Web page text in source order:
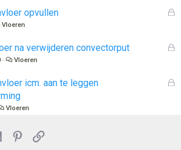
n
G
n
opvullen
Vloeren
G
na verwijderen convectorput
Vloeren
G
icm. aan te leggen
Vloeren
LinkedInPinterest
Link